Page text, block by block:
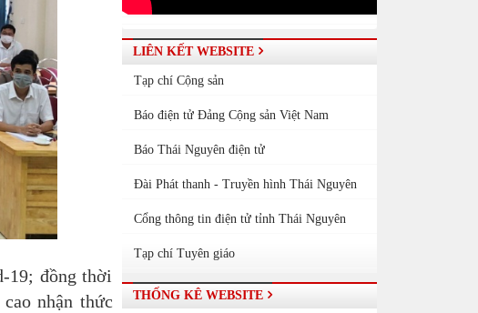
19; đồng thời
nhận thức
LIÊN KẾT WEBSITE
Tạp chí Cộng sản
Báo điện tử Đảng Cộng sản Việt Nam
Báo Thái Nguyên điện tử
Đài Phát thanh - Truyền hình Thái Nguyên
Cổng thông tin điện tử tỉnh Thái Nguyên
Tạp chí Tuyên giáo
THỐNG KÊ WEBSITE